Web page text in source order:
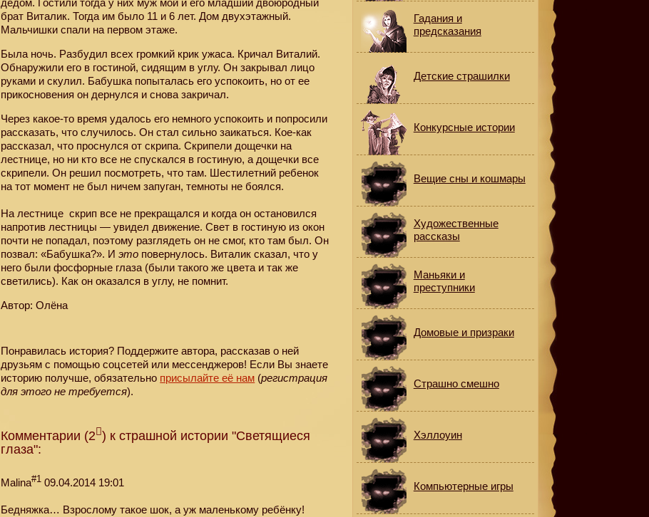
дедом. Гостили тогда у них муж мой и его младший двоюродный
брат Виталик. Тогда им было 11 и 6 лет. Дом двухэтажный.
Мальчишки спали на первом этаже.
Была ночь. Разбудил всех громкий крик ужаса. Кричал Виталий.
Обнаружили его в гостиной, сидящим в углу. Он закрывал лицо
руками и скулил. Бабушка попыталась его успокоить, но от ее
прикосновения он дернулся и снова закричал.
Через какое-то время удалось его немного успокоить и попросили
рассказать, что случилось. Он стал сильно заикаться. Кое-как
рассказал, что проснулся от скрипа. Скрипели дощечки на
лестнице, но ни кто все не спускался в гостиную, а дощечки все
скрипели. Он решил посмотреть, что там. Шестилетний ребенок
на тот момент не был ничем запуган, темноты не боялся.
На лестнице скрип все не прекращался и когда он остановился
напротив лестницы — увидел движение. Свет в гостиную из окон
почти не попадал, поэтому разглядеть он не смог, кто там был. Он
позвал: «Бабушка?». Иэто повернулось. Виталик сказал, что у
него были фосфорные глаза (были такого же цвета и так же
светились). Как он оказался в углу, не помнит.
Автор: Олёна
Понравилась история? Поддержите автора, рассказав о ней
друзьям с помощью соцсетей или мессенджеров! Если Вы знаете
историю получше, обязательно присылайте её нам (регистрация
для этого не требуется).
Комментарии (2 ) к страшной истории "Светящиеся
глаза":
Malina#1 09.04.2014 19:01
Бедняжка… Взрослому такое шок, а уж маленькому ребёнку!
Гадания и
предсказания
Детские страшилки
Конкурсные истории
Вещие сны и кошмары
Художественные
рассказы
Маньяки и
преступники
Домовые и призраки
Страшно смешно
Хэллоуин
Компьютерные игры